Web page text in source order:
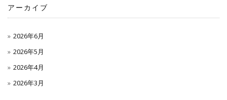
アーカイブ
2026年6月
2026年5月
2026年4月
2026年3月